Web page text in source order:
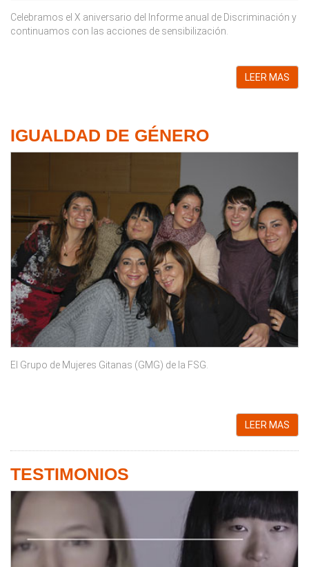
Celebramos el X aniversario del Informe anual de Discriminación y
continuamos con las acciones de sensibilización.
LEER MAS
IGUALDAD DE GÉNERO
El Grupo de Mujeres Gitanas (GMG) de la FSG.
LEER MAS
TESTIMONIOS